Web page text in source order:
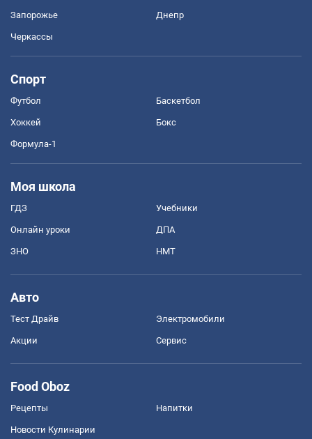
Запорожье Днепр
Черкассы
Спорт
Футбол Баскетбол
Хоккей Бокс
Формула-1
Моя школа
ГДЗ Учебники
Онлайн уроки ДПА
ЗНО НМТ
Авто
Тест Драйв Электромобили
Акции Сервис
Food Oboz
Рецепты Напитки
Новости Кулинарии